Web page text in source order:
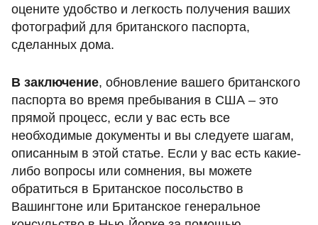
оцените удобство и легкость получения ваших
фотографий для британского паспорта,
сделанных дома.
В заключение, обновление вашего британского
паспорта во время пребывания в США – это
прямой процесс, если у вас есть все
необходимые документы и вы следуете шагам,
описанным в этой статье. Если у вас есть какие-
либо вопросы или сомнения, вы можете
обратиться в Британское посольство в
Вашингтоне или Британское генеральное